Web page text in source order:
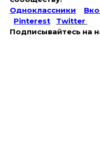
Одноклассники
Pinterest
Twitter
Подписывайтесь на